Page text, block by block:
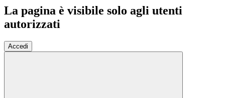
La pagina è visibile solo agli utenti
autorizzati
Accedi